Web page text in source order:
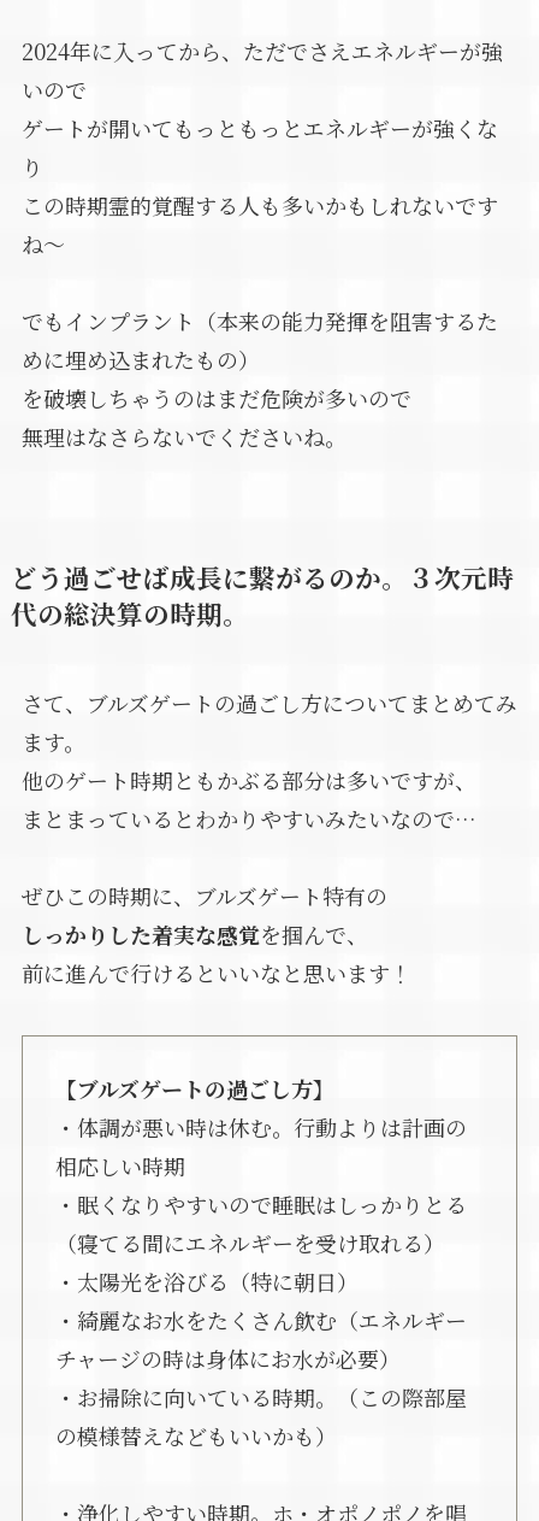
2024年に入ってから、ただでさえエネルギーが強
いので
ゲートが開いてもっともっとエネルギーが強くな
り
この時期霊的覚醒する人も多いかもしれないです
ね～
でもインプラント（本来の能力発揮を阻害するた
めに埋め込まれたもの）
を破壊しちゃうのはまだ危険が多いので
無理はなさらないでくださいね。
どう過ごせば成長に繋がるのか。３次元時
代の総決算の時期。
さて、ブルズゲートの過ごし方についてまとめてみ
ます。
他のゲート時期ともかぶる部分は多いですが、
まとまっているとわかりやすいみたいなので…
ぜひこの時期に、ブルズゲート特有の
しっかりした着実な感覚を掴んで、
前に進んで行けるといいなと思います！
【ブルズゲートの過ごし方】
・体調が悪い時は休む。行動よりは計画の
相応しい時期
・眠くなりやすいので睡眠はしっかりとる
（寝てる間にエネルギーを受け取れる）
・太陽光を浴びる（特に朝日）
・綺麗なお水をたくさん飲む（エネルギー
チャージの時は身体にお水が必要）
・お掃除に向いている時期。（この際部屋
の模様替えなどもいいかも）
・浄化しやすい時期。ホ・オポノポノを唱